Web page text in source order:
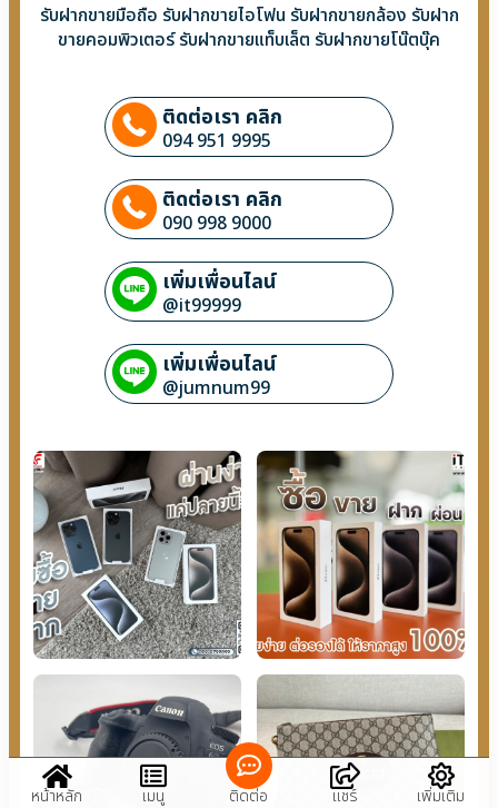
รับฝากขายมือถือ รับฝากขายไอโฟน รับฝากขายกล้อง รับฝาก
ขายคอมพิวเตอร์ รับฝากขายแท็บเล็ต รับฝากขายโน๊ตบุ๊ค
ติดต่อเรา คลิก
094 951 9995
ติดต่อเรา คลิก
090 998 9000
เพิ่มเพื่อนไลน์
@it99999
เพิ่มเพื่อนไลน์
@jumnum99
หน้าหลัก เมนู ติดต่อ แชร์ เพิ่มเติม